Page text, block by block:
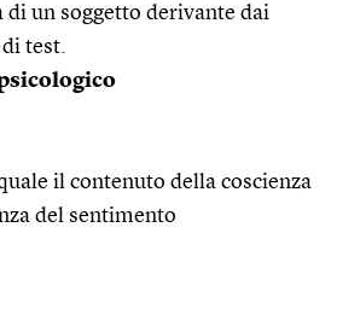
un soggetto derivante dai
test.
il contenuto della coscienza
del sentimento